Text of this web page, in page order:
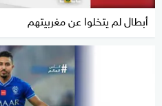
أبطال لم يتخلوا عن مغربيتهم